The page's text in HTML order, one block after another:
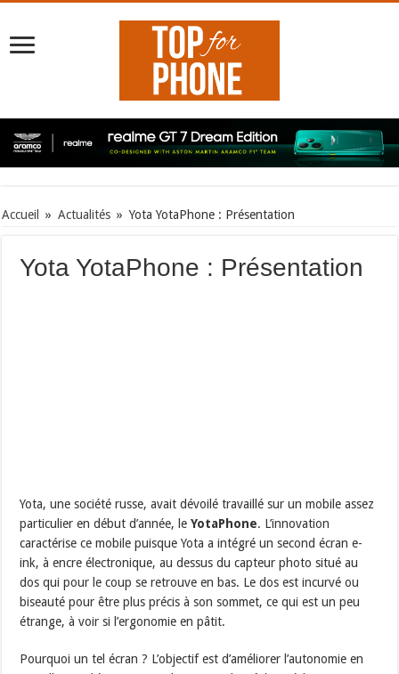
Accueil » Actualités » Yota YotaPhone : Présentation
Yota YotaPhone : Présentation
Yota, une société russe, avait dévoilé travaillé sur un mobile assez
particulier en début d’année, leYotaPhone. L’innovation
caractérise ce mobile puisque Yota a intégré un second écran e-
ink, à encre électronique, au dessus du capteur photo situé au
dos qui pour le coup se retrouve en bas. Le dos est incurvé ou
biseauté pour être plus précis à son sommet, ce qui est un peu
étrange, à voir si l’ergonomie en pâtit.
Pourquoi un tel écran ? L’objectif est d’améliorer l’autonomie en